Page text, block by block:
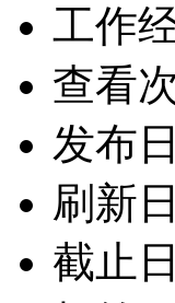
工作
查看
发布
刷新
截止